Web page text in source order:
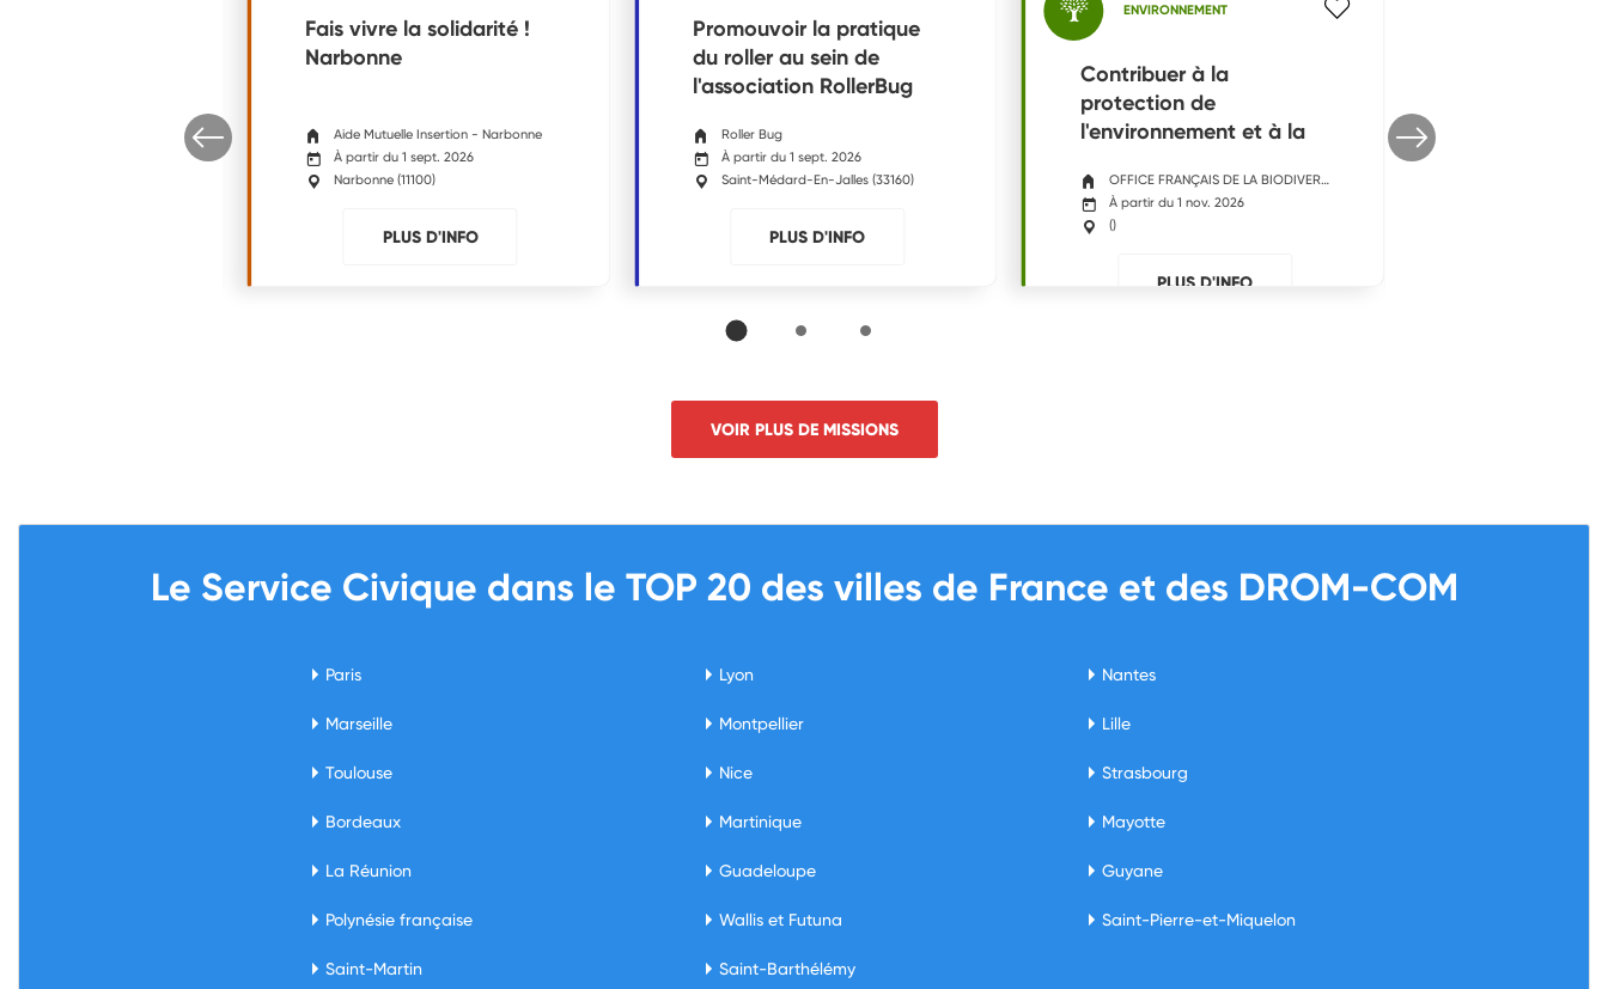
Fais vivre la solidarité !
Narbonne
Aide Mutuelle Insertion - Narbonne
À partir du 1 sept. 2026
Narbonne(11100)
PLUS D'INFO
Promouvoir la pratique
du roller au sein de
l'association RollerBug
Roller Bug
À partir du 1 sept. 2026
Saint-Médard-En-Jalles (33160)
PLUS D'INFO
ENVIRONNEMENT
Contribuer à la
protection de
l'environnement et à la
biodiversité
OFFICE FRANÇAIS DE LA BIODIVERSITÉ
À partir du 1 nov. 2026
()
PLUS D'INFO
VOIR PLUS DE MISSIONS
Le Service Civique dans le TOP 20 des villes de France et des DROM-COM
Paris Lyon Nantes
Marseille Montpellier Lille
Toulouse Nice Strasbourg
Bordeaux Martinique Mayotte
La Réunion Guadeloupe Guyane
Polynésie française Wallis et Futuna Saint-Pierre-et-Miquelon
Saint-Martin Saint-Barthélémy